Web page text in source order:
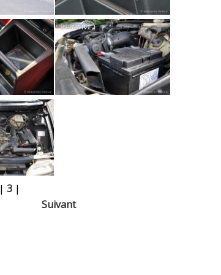
| 3 |
Suivant